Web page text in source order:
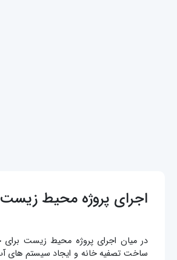
اجرای پروژه محیط زیست
در میان اجرای پروژه محیط زیست
ساخت تصفیه خانه و ایجاد سیستم های